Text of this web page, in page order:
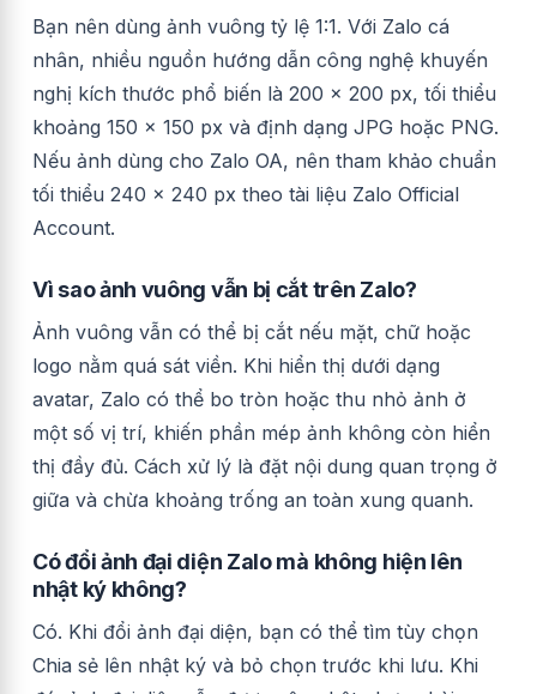
Bạn nên dùng ảnh vuông tỷ lệ 1:1. Với Zalo cá
nhân, nhiều nguồn hướng dẫn công nghệ khuyến
nghị kích thước phổ biến là 200 x 200 px, tối thiểu
khoảng 150 x 150 px và định dạng JPG hoặc PNG.
Nếu ảnh dùng cho Zalo OA, nên tham khảo chuẩn
tối thiểu 240 x 240 px theo tài liệu Zalo Official
Account.
Vì sao ảnh vuông vẫn bị cắt trên Zalo?
Ảnh vuông vẫn có thể bị cắt nếu mặt, chữ hoặc
logo nằm quá sát viền. Khi hiển thị dưới dạng
avatar, Zalo có thể bo tròn hoặc thu nhỏ ảnh ở
một số vị trí, khiến phần mép ảnh không còn hiển
thị đầy đủ. Cách xử lý là đặt nội dung quan trọng ở
giữa và chừa khoảng trống an toàn xung quanh.
Có đổi ảnh đại diện Zalo mà không hiện lên
nhật ký không?
Có. Khi đổi ảnh đại diện, bạn có thể tìm tùy chọn
Chia sẻ lên nhật ký và bỏ chọn trước khi lưu. Khi